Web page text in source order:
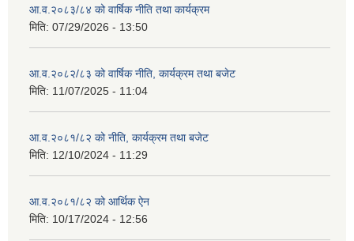
आ.व.२०८३/८४ को वार्षिक नीति तथा कार्यक्रम
मिति: 07/29/2026 - 13:50
आ.व.२०८२/८३ को वार्षिक नीति, कार्यक्रम तथा बजेट
मिति: 11/07/2025 - 11:04
आ.व.२०८१/८२ को नीति, कार्यक्रम तथा बजेट
मिति: 12/10/2024 - 11:29
आ.व.२०८१/८२ को आर्थिक ऐन
मिति: 10/17/2024 - 12:56